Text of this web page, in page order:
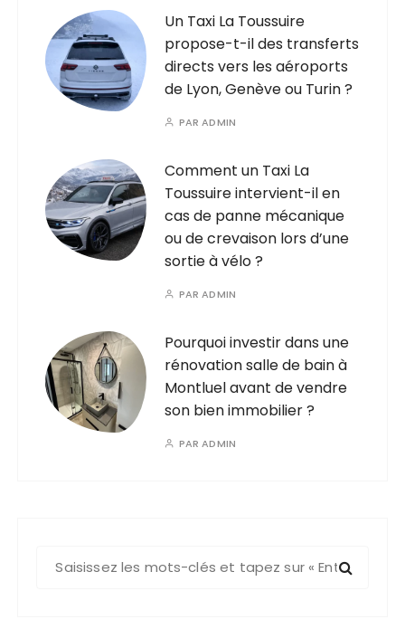
Un Taxi La Toussuire
propose-t-il des transferts
directs vers les aéroports
de Lyon, Genève ou Turin ?
PARADMIN
Comment un Taxi La
Toussuire intervient-il en
cas de panne mécanique
ou de crevaison lors d’une
sortie à vélo ?
PARADMIN
Pourquoi investir dans une
rénovation salle de bain à
Montluel avant de vendre
son bien immobilier ?
PARADMIN